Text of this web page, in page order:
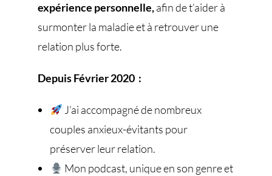
expérience personnelle,afin de t’aider à
surmonter la maladie et à retrouver une
relation plus forte.
Depuis Février 2020 :
J’ai accompagné de nombreux
couples anxieux-évitants pour
préserver leur relation.
Mon podcast, unique en son genre et